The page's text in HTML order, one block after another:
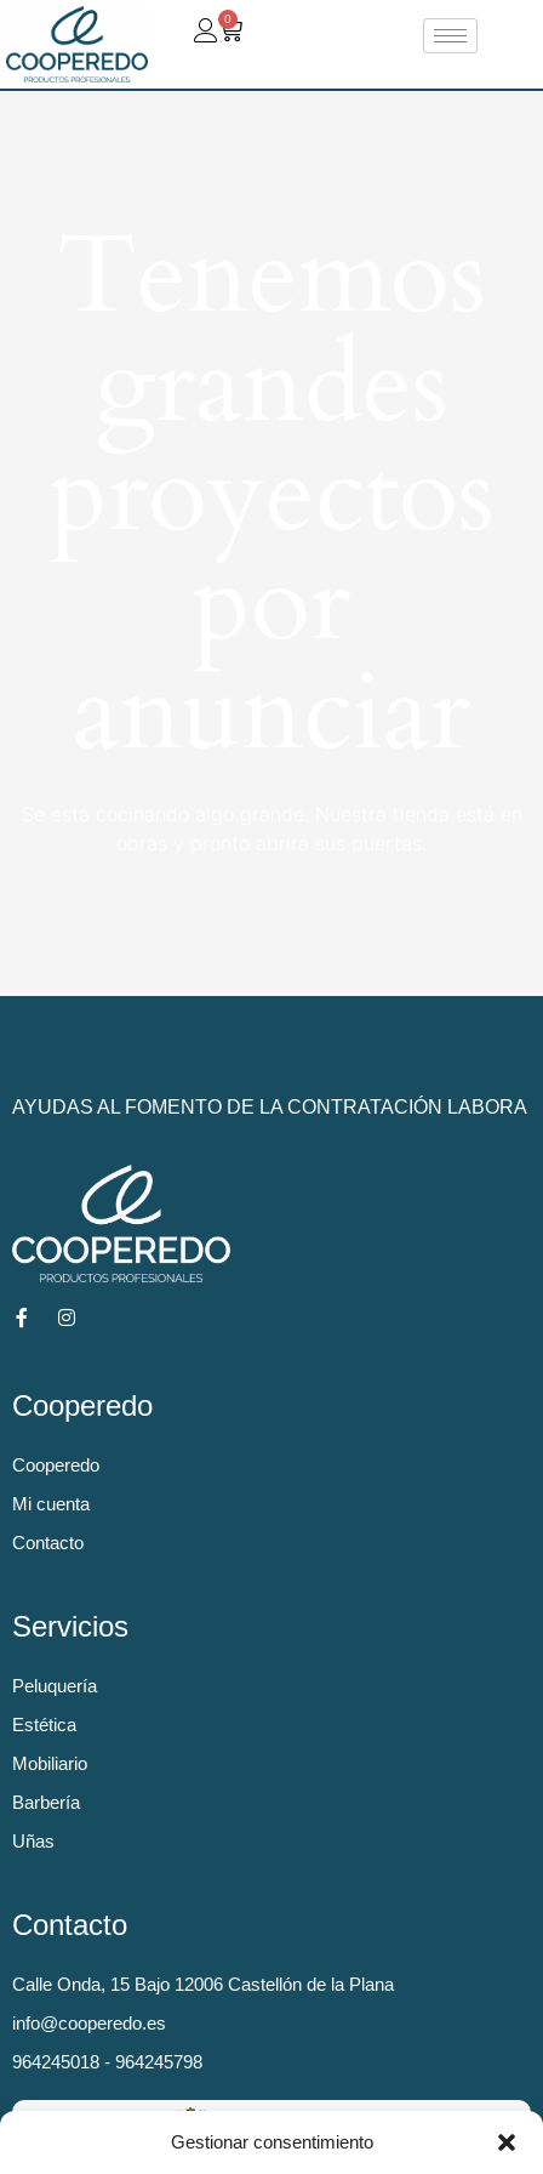
Gestionar consentimiento
0
AYUDAS AL FOMENTO DE LA CONTRATACIÓN LABORA
Cooperedo
Cooperedo
Mi cuenta
Contacto
Servicios
Peluquería
Estética
Mobiliario
Barbería
Uñas
Contacto
Calle Onda, 15 Bajo 12006 Castellón de la Plana
info@cooperedo.es
964245018 - 964245798